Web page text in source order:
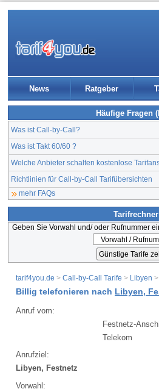
News Ratgeber
Häufige Fragen
Was ist Call-by-Call?
Was ist Takt 60/60 ?
Welche Anbieter schalten kostenlose
Richtlinien für Call-by-Call Tarifübersichten
mehr FAQs
Tarifrechner
Geben Sie Vorwahl und/ oder Rufnummer
tarif4you.de > Call-by-Call Tarife > Libyen
Billig telefonieren nach Libyen,
Anruf vom:
Festnetz-
Telekom
Anrufziel:
Libyen, Festnetz
Vorwahl: